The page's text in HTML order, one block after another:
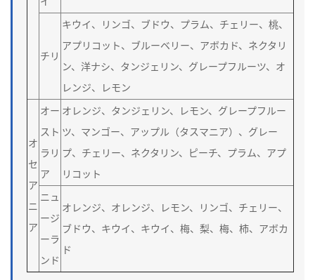
チリ
キウイ、リンゴ、ブドウ、プラム、チェリー、桃、
アプリコット、ブルーベリー、アボカド、ネクタリ
ン、洋ナシ、タンジェリン、グレープフルーツ、オ
レンジ、レモン
オ
セ
ア
ニ
ア
オー
スト
ラリ
ア
オレンジ、タンジェリン、レモン、グレープフルー
ツ、マンゴー、アップル（タスマニア）、グレー
プ、チェリー、ネクタリン、ピーチ、プラム、アプ
リコット
ニュ
ージ
ーラ
ンド
オレンジ、オレンジ、レモン、リンゴ、チェリー、
ブドウ、キウイ、キウイ、梅、梨、梅、柿、アボカ
ド